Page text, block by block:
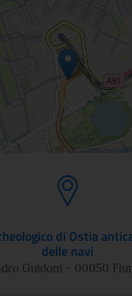
di Ostia
delle navi
Guidoni - 00050